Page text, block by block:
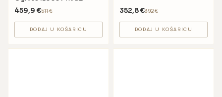
459,9 €511€
DODAJ U KOŠARICU
352,8€392€
DODAJ U KOŠARICU